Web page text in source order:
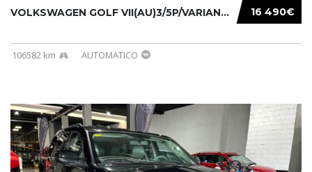
16 490€
VOLKSWAGEN GOLF VII(AU)3/5P/VARIANT(12-16 20...
106582 km AUTOMATICO